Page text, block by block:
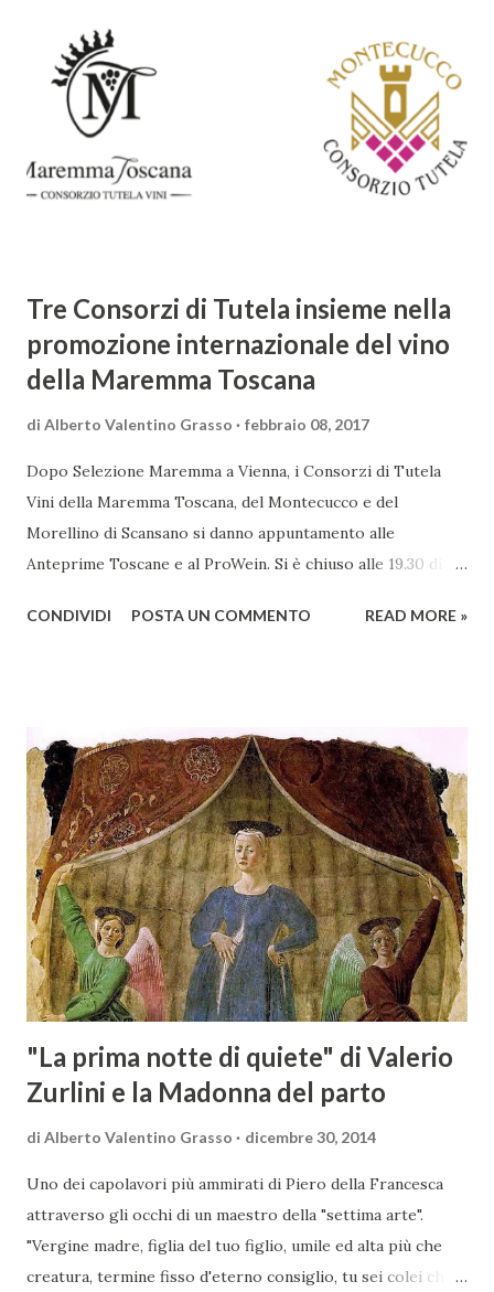
abbracciando invece i principi del Barocco: l'arte come
meraviglia, l'ostentazione della tecnica e la ricerca del
sorprendente. Marino visse in un'epoca di grandi
cambiamenti culturali e sociali, e la sua opera riflette questa
complessità. L'Adone è un poema epico-mitologico in 20
canti, composto da oltre 40.000 versi. Narra la storia
Tre Consorzi di Tutela insieme nella
promozione internazionale del vino
della Maremma Toscana
di Alberto Valentino Grasso febbraio 08, 2017
Dopo Selezione Maremma a Vienna, i Consorzi di Tutela
Vini della Maremma Toscana, del Montecucco e del
Morellino di Scansano si danno appuntamento alle
Anteprime Toscane e al ProWein. Si è chiuso alle 19.30 di
presso l’Hotel Regina di Vienna dalla società Wein & Kultur,
territorio maremmano: Consorzio Tutela Vini della
Maremma Toscana, del Montecucco e del Morellino di
Scansano. Scopo dell’iniziativa è stato quello di promuovere
le eccellenze vitivinicole della regione in Austria, un
mercato dove il potenziale di crescita è ancora molto alto,
assistendo i produttori nella creazione di contatti
commerciali con gli operatori locali. Gli organizzatori
dell’evento, Christian Bauer, austriaco ed esperto di vini e
conoscitore dei mercati di lingua tedes...
CONDIVIDI POSTA UN COMMENTO READ MORE »
"La prima notte di quiete" di Valerio
Zurlini e la Madonna del parto
di Alberto Valentino Grasso dicembre 30, 2014
Uno dei capolavori più ammirati di Piero della Francesca
attraverso gli occhi di un maestro della "settima arte".
"Vergine madre, figlia del tuo figlio, umile ed alta più che
creatura, termine fisso d'eterno consiglio, tu sei colei che